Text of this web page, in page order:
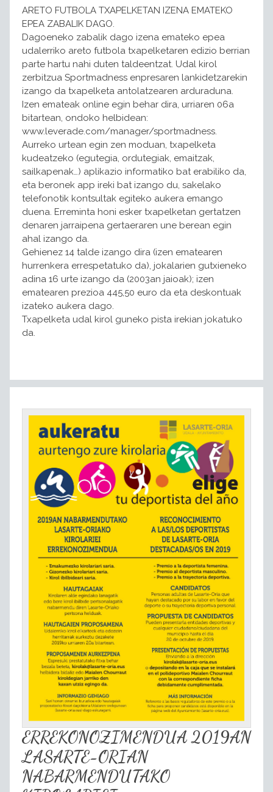
ARETO FUTBOLA TXAPELKETAN IZENA EMATEKO
EPEA ZABALIK DAGO.
Dagoeneko zabalik dago izena emateko epea
udalerriko areto futbola txapelketaren edizio berrian
parte hartu nahi duten taldeentzat. Udal kirol
zerbitzua Sportmadness enpresaren lankidetzarekin
izango da txapelketa antolatzearen arduraduna.
Izen emateak online egin behar dira, urriaren 06a
bitartean, ondoko helbidean:
www.leverade.com/manager/sportmadness.
Aurreko urtean egin zen moduan, txapelketa
kudeatzeko (egutegia, ordutegiak, emaitzak,
sailkapenak…) aplikazio informatiko bat erabiliko da,
eta beronek app ireki bat izango du, sakelako
telefonotik kontsultak egiteko aukera emango
duena. Erreminta honi esker txapelketan gertatzen
denaren jarraipena gertaeraren une berean egin
ahal izango da.
Gehienez 14 talde izango dira (izen ematearen
hurrenkera errespetatuko da), jokalarien gutxieneko
adina 16 urte izango da (2003an jaioak); izen
ematearen prezioa 445,50 euro da eta deskontuak
izateko aukera dago.
Txapelketa udal kirol guneko pista irekian jokatuko
da.
ERREKONOZIMENDUA 2019AN
LASARTE-ORIAN
NABARMENDUTAKO